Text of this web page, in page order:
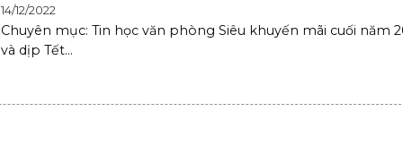
14/12/2022
Chuyên mục: Tin học văn phòng Siêu khuyến mãi cuối năm
và dịp Tết...